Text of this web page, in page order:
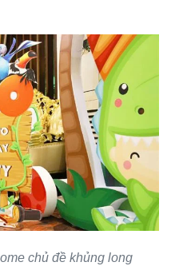
chủ đề khủng long